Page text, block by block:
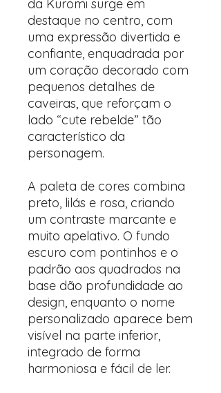
da Kuromi surge em
destaque no centro, com
uma expressão divertida e
confiante, enquadrada por
um coração decorado com
pequenos detalhes de
caveiras, que reforçam o
lado “cute rebelde” tão
característico da
personagem.
A paleta de cores combina
preto, lilás e rosa, criando
um contraste marcante e
muito apelativo. O fundo
escuro com pontinhos e o
padrão aos quadrados na
base dão profundidade ao
design, enquanto o nome
personalizado aparece bem
visível na parte inferior,
integrado de forma
harmoniosa e fácil de ler.